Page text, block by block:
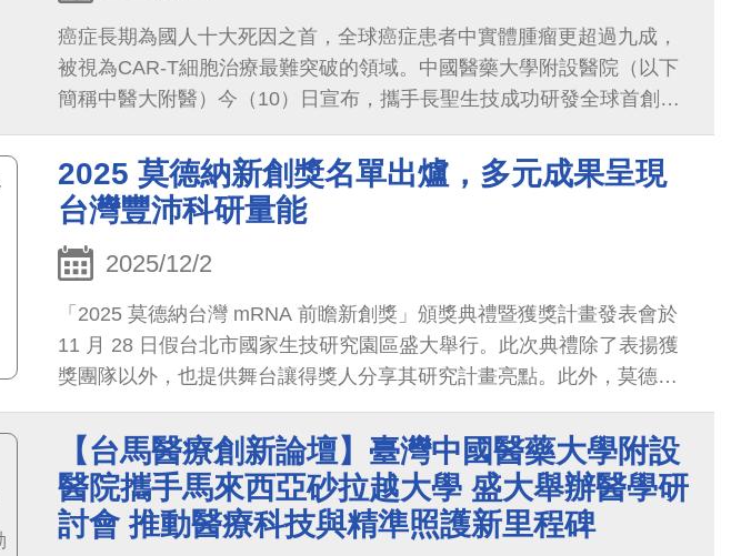
癌症長期為國人十大死因之首，全球癌症患者中實體腫瘤更超過九成，
被視為CAR-T細胞治療最難突破的領域。中國醫藥大學附設醫院（以下
簡稱中醫大附醫）今（10）日宣布，攜手長聖生技成功研發全球首創
辨識能力的奈米抗體CAR-T細胞，於多項實體癌動物實驗中展現顯著療
效，甚至完全清除癌細胞，為末期實體癌治療帶來全新策略。
2025 莫德納新創獎名單出爐，多元成果呈現
台灣豐沛科研量能
2025/12/2
「2025 莫德納台灣 mRNA 前瞻新創獎」頒獎典禮暨獲獎計畫發表會於
11 月 28 日假台北市國家生技研究園區盛大舉行。此次典禮除了表揚獲
獎團隊以外，也提供舞台讓得獎人分享其研究計畫亮點。此外，莫德納
（Moderna）傳染病領域科學家也跨海來台親臨現場發表演講，並與在
場專家學者實體交流互動。
【台馬醫療創新論壇】臺灣中國醫藥大學附設
醫院攜手馬來西亞砂拉越大學 盛大舉辦醫學研
討會 推動醫療科技與精準照護新里程碑